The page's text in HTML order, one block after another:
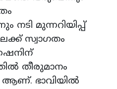
നടി മുന്നറിയിപ്പ്
സ്വാഗതം
തീരുമാനം
ഭാവിയിൽ